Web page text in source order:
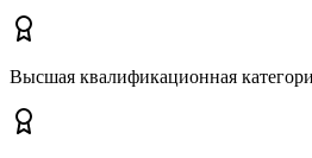
Высшая квалификационная